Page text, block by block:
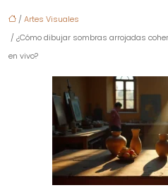
/Artes Visuales
/ ¿Cómo dibujar sombras arrojadas
en vivo?